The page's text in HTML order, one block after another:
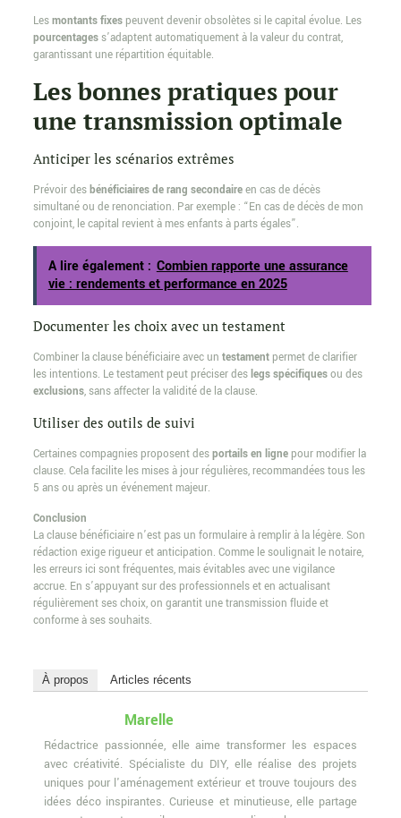
Lesmontants fixespeuvent devenir obsolètes si le capital évolue. Les
pourcentagess’adaptent automatiquement à la valeur du contrat,
garantissant une répartition équitable.
Les bonnes pratiques pour
une transmission optimale
Anticiper les scénarios extrêmes
Prévoir desbénéficiaires de rang secondaireen cas de décès
simultané ou de renonciation. Par exemple : “En cas de décès de mon
conjoint, le capital revient à mes enfants à parts égales”.
A lire également : Combien rapporte une assurance
vie : rendements et performance en 2025
Documenter les choix avec un testament
Combiner la clause bénéficiaire avec un testamentpermet de clarifier
les intentions. Le testament peut préciser deslegs spécifiquesou des
exclusions, sans affecter la validité de la clause.
Utiliser des outils de suivi
Certaines compagnies proposent desportails en lignepour modifier la
clause. Cela facilite les mises à jour régulières, recommandées tous les
5 ans ou après un événement majeur.
Conclusion
La clause bénéficiaire n’est pas un formulaire à remplir à la légère. Son
rédaction exige rigueur et anticipation. Comme le soulignait le notaire,
les erreurs ici sont fréquentes, mais évitables avec une vigilance
accrue. En s’appuyant sur des professionnels et en actualisant
régulièrement ses choix, on garantit une transmission fluide et
conforme à ses souhaits.
À propos Articles récents
Marelle
Rédactrice passionnée, elle aime transformer les espaces
avec créativité. Spécialiste du DIY, elle réalise des projets
uniques pour l'aménagement extérieur et trouve toujours des
idées déco inspirantes. Curieuse et minutieuse, elle partage